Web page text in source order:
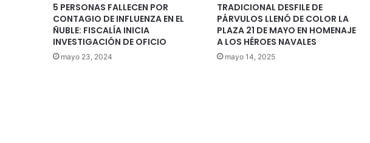
5 PERSONAS FALLECEN POR
CONTAGIO DE INFLUENZA EN EL
ÑUBLE: FISCALÍA INICIA
INVESTIGACIÓN DE OFICIO
mayo 23, 2024
TRADICIONAL DESFILE DE
PÁRVULOS LLENÓ DE COLOR LA
PLAZA 21 DE MAYO EN HOMENAJE
A LOS HÉROES NAVALES
mayo 14, 2025